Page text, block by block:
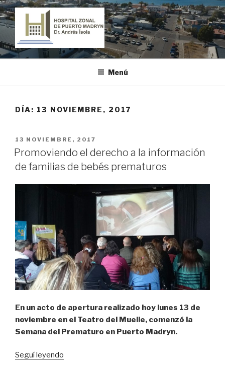
Ir
al
contenido
HOSPITAL ZONAL DE PUERTO
"Dr. Andrés Ísola"
Menú
DÍA: 13 NOVIEMBRE, 2017
PUBLICADO
EL
13 NOVIEMBRE, 2017
Promoviendo el derecho a la información
de familias de bebés prematuros
En un acto de apertura realizado hoy lunes 13 de
noviembre en el Teatro del Muelle, comenzó la
Semana del Prematuro en Puerto Madryn.
Seguí leyendo